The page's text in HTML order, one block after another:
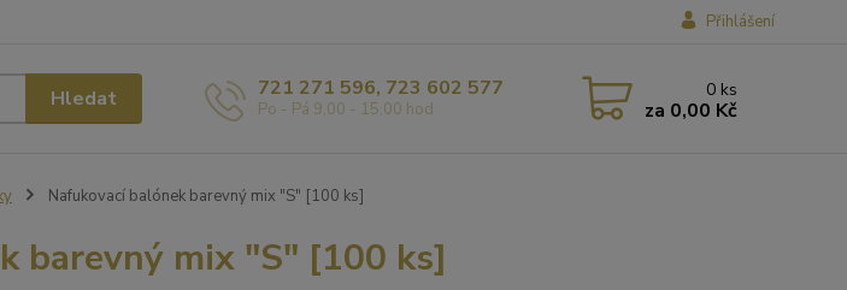
Přihlášení
Hledat 721 271 596, 723 602 577
Po - Pá 9,00 - 15,00 hod
0 ks
za 0,00 Kč
Nafukovací balónek barevný mix "S" [100 ks]
barevný mix "S" [100 ks]